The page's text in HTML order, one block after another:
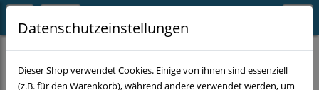
Datenschutzeinstellungen
Dieser Shop verwendet Cookies. Einige von ihnen sind essenziell
(z.B. für den Warenkorb), während andere verwendet werden, um